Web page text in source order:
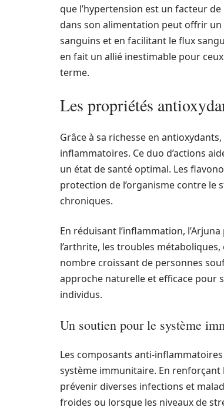
que l’hypertension est un facteur
dans son alimentation peut offrir
sanguins et en facilitant le flux
en fait un allié inestimable pour
terme.
Les propriétés
Grâce à sa richesse en
inflammatoires. Ce duo d’actions
un état de santé optimal. Les
protection de l’organisme contre le
chroniques.
En réduisant l’inflammation,
l’arthrite, les troubles
nombre croissant de personnes
approche naturelle et efficace pour
individus.
Un soutien pour le système
Les composants anti-
système immunitaire. En renforçant
prévenir diverses infections et
froides ou lorsque les niveaux de